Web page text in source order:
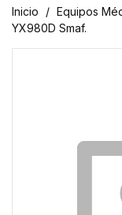
Inicio Equipos
YX980D Smaf.